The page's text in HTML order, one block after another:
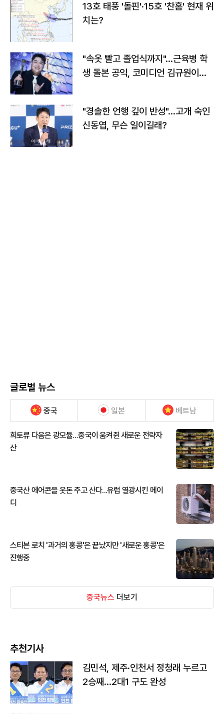
13호 태풍 '돌핀'·15호 '찬홈' 현재 위
치는?
"속옷 빨고 졸업식까지"…근육병 학
생 돌본 공익, 코미디언 김규원이었
"경솔한 언행 깊이 반성"…고개 숙인
신동엽, 무슨 일이길래?
글로벌 뉴스
중국 일본 베트남
희토류 다음은 광모듈…중국이 움켜쥔 새로운 전략자
산
중국산 에어콘을 웃돈 주고 산다...유럽 열광시킨 메이
디
스티븐 로치 '과거의 홍콩'은 끝났지만 '새로운 홍콩'은
진행중
중국뉴스 더보기
추천기사
김민석, 제주·인천서 정청래 누르고
2승째…2대1 구도 완성